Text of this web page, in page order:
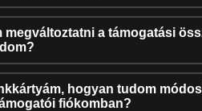
megváltoztatni a támogatási
hogyan tudom
fiókomban?